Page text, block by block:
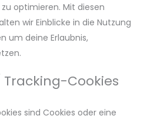
optimieren. Mit diesen
wir Einblicke in die Nutzung
um deine Erlaubnis,
Cookies
sind Cookies oder eine